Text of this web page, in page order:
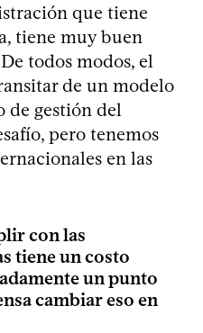
que tiene
tiene muy buen
todos modos, el
de un modelo
de gestión del
pero tenemos
en las
con las
tiene un costo
un punto
cambiar eso en